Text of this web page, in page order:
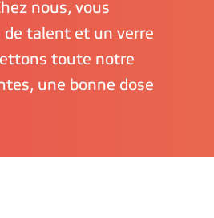
nous, vous
de talent et un verre
toute notre
une bonne dose